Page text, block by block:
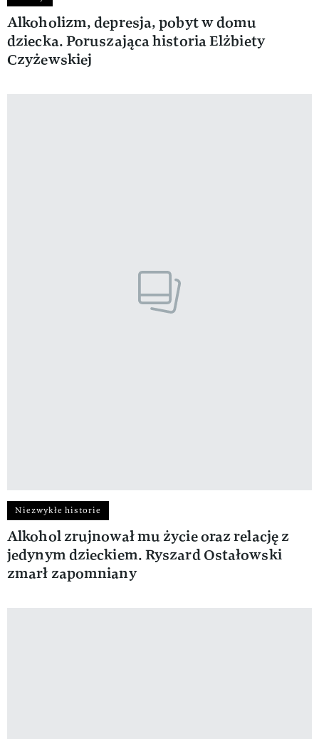
Alkoholizm, depresja, pobyt w domu
dziecka. Poruszająca historia Elżbiety
Czyżewskiej
Niezwykłe historie
Alkohol zrujnował mu życie oraz relację z
jedynym dzieckiem. Ryszard Ostałowski
zmarł zapomniany